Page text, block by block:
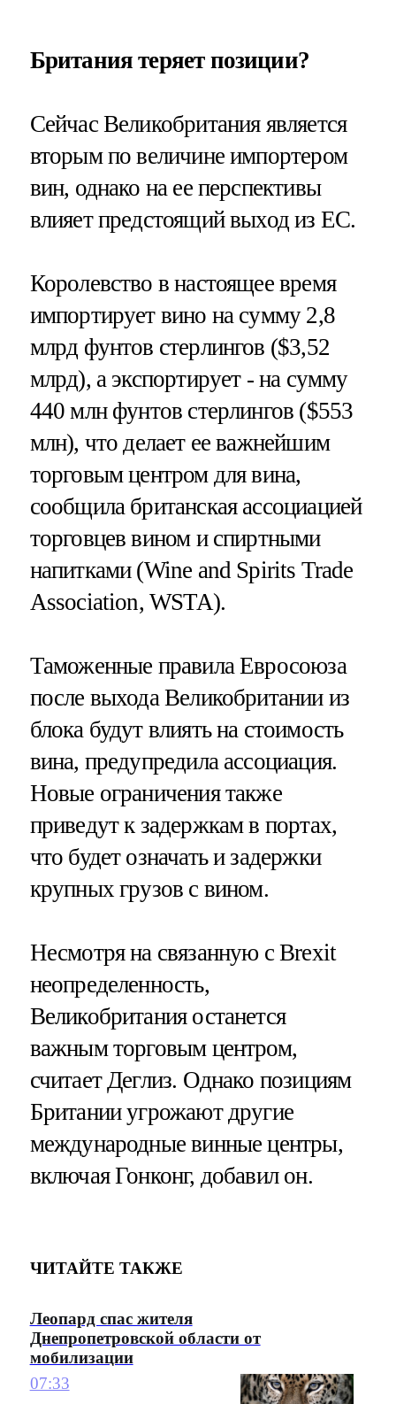
Британия теряет позиции?
Сейчас Великобритания является
вторым по величине импортером
вин, однако на ее перспективы
влияет предстоящий выход из ЕС.
Королевство в настоящее время
импортирует вино на сумму 2,8
млрд фунтов стерлингов ($3,52
млрд), а экспортирует - на сумму
440 млн фунтов стерлингов ($553
млн), что делает ее важнейшим
торговым центром для вина,
сообщила британская ассоциацией
торговцев вином и спиртными
напитками (Wine and Spirits Trade
Association, WSTA).
Таможенные правила Евросоюза
после выхода Великобритании из
блока будут влиять на стоимость
вина, предупредила ассоциация.
Новые ограничения также
приведут к задержкам в портах,
что будет означать и задержки
крупных грузов с вином.
Несмотря на связанную с Brexit
неопределенность,
Великобритания останется
важным торговым центром,
считает Деглиз. Однако позициям
Британии угрожают другие
международные винные центры,
включая Гонконг, добавил он.
ЧИТАЙТЕ ТАКЖЕ
Леопард спас жителя
Днепропетровской области от
мобилизации
07:33